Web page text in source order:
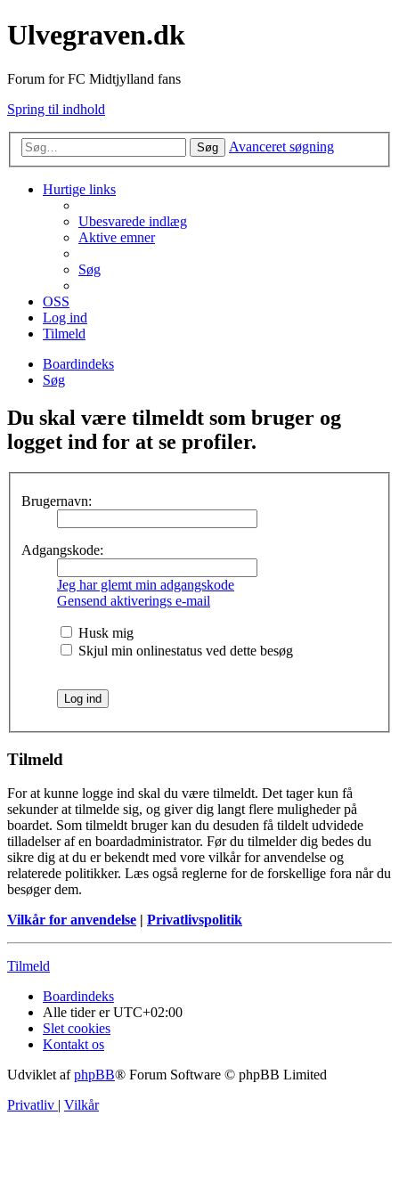
Ulvegraven.dk
Forum for FC Midtjylland fans
Spring til indhold
Søg Avanceret søgning
Hurtige links
Ubesvarede indlæg
Aktive emner
Søg
OSS
Log ind
Tilmeld
Boardindeks
Søg
Du skal være tilmeldt som bruger og
logget ind for at se profiler.
Brugernavn:
Adgangskode:
Jeg har glemt min adgangskode
Gensend aktiverings e-mail
Husk mig
Skjul min onlinestatus ved dette besøg
Tilmeld
For at kunne logge ind skal du være tilmeldt. Det tager kun få
sekunder at tilmelde sig, og giver dig langt flere muligheder på
boardet. Som tilmeldt bruger kan du desuden få tildelt udvidede
tilladelser af en boardadministrator. Før du tilmelder dig bedes du
sikre dig at du er bekendt med vore vilkår for anvendelse og
relaterede politikker. Læs også reglerne for de forskellige fora når du
besøger dem.
Vilkår for anvendelse | Privatlivspolitik
Tilmeld
Boardindeks
Alle tider erUTC+02:00
Slet cookies
Kontakt os
Udviklet afphpBB® Forum Software © phpBB Limited
Privatliv | Vilkår